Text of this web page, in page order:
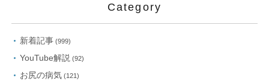
Category
新着記事(999)
YouTube解説(92)
お尻の病気(121)